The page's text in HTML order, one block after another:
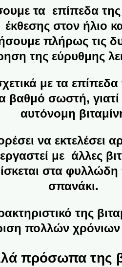
τα επίπεδα
στον ήλιο
πλήρως τις
της εύρυθμης
με τα επίπεδα
βαθμό σωστή, γιατί
αυτόνομη
να εκτελέσει
με άλλες
στα
σπανάκι.
της
πολλών
πρόσωπα της